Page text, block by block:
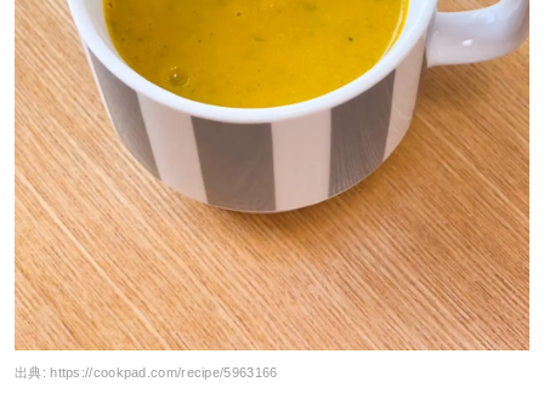
出典:https://cookpad.com/recipe/5963166